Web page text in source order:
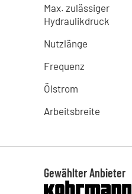
Max. zulässiger
Hydraulikdruck
Nutzlänge
Frequenz
Ölstrom
Arbeitsbreite
Gewählter Anbieter